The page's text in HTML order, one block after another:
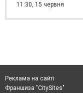
11:30, 15 червня
Реклама на сайті
Франшиза "CitySites"